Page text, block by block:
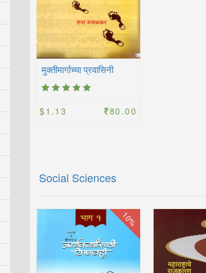
मुक्तीमार्गाच्या प्रवासिनी
$1.13 80.00
Social Sciences
10%